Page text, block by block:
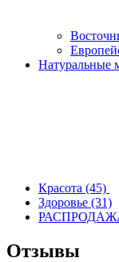
Натуральные
Красота (45)
Здоровье (31)
Отзывы